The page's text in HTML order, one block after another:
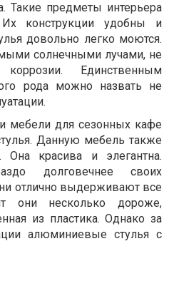
Такие предметы интерьера
Их конструкции удобны и
довольно легко моются.
солнечными лучами, не
Единственным
рода можно назвать не
мебели для сезонных кафе
Данную мебель также
Она красива и элегантна.
долговечнее своих
отлично выдерживают все
они несколько дороже,
из пластика. Однако за
алюминиевые стулья с